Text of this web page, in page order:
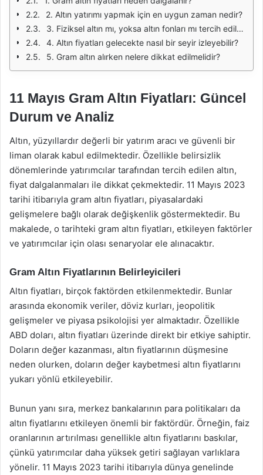
2. Altın yatırımı yapmak için en uygun zaman nedir?
3. Fiziksel altın mı, yoksa altın fonları mı tercih edilmelidir?
4. Altın fiyatları gelecekte nasıl bir seyir izleyebilir?
5. Gram altın alırken nelere dikkat edilmelidir?
11 Mayıs Gram Altın Fiyatları: Güncel
Durum ve Analiz
Altın, yüzyıllardır değerli bir yatırım aracı ve güvenli bir
liman olarak kabul edilmektedir. Özellikle belirsizlik
dönemlerinde yatırımcılar tarafından tercih edilen altın,
fiyat dalgalanmaları ile dikkat çekmektedir. 11 Mayıs 2023
tarihi itibarıyla gram altın fiyatları, piyasalardaki
gelişmelere bağlı olarak değişkenlik göstermektedir. Bu
makalede, o tarihteki gram altın fiyatları, etkileyen faktörler
ve yatırımcılar için olası senaryolar ele alınacaktır.
Gram Altın Fiyatlarının Belirleyicileri
Altın fiyatları, birçok faktörden etkilenmektedir. Bunlar
arasında ekonomik veriler, döviz kurları, jeopolitik
gelişmeler ve piyasa psikolojisi yer almaktadır. Özellikle
ABD doları, altın fiyatları üzerinde direkt bir etkiye sahiptir.
Doların değer kazanması, altın fiyatlarının düşmesine
neden olurken, doların değer kaybetmesi altın fiyatlarını
yukarı yönlü etkileyebilir.
Bunun yanı sıra, merkez bankalarının para politikaları da
altın fiyatlarını etkileyen önemli bir faktördür. Örneğin, faiz
oranlarının artırılması genellikle altın fiyatlarını baskılar,
çünkü yatırımcılar daha yüksek getiri sağlayan varlıklara
yönelir. 11 Mayıs 2023 tarihi itibarıyla dünya genelinde